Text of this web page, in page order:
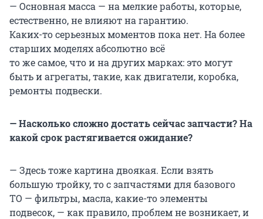
— Основная масса — на мелкие работы, которые,
естественно, не влияют на гарантию.
Каких-то серьезных моментов пока нет. На более
старших моделях абсолютно всё
то же самое, что и на других марках: это могут
быть и агрегаты, такие, как двигатели, коробка,
ремонты подвески.
— Насколько сложно достать сейчас запчасти? На
какой срок растягивается ожидание?
— Здесь тоже картина двоякая. Если взять
большую тройку, то с запчастями для базового
ТО — фильтры, масла, какие-то элементы
подвесок, — как правило, проблем не возникает, и